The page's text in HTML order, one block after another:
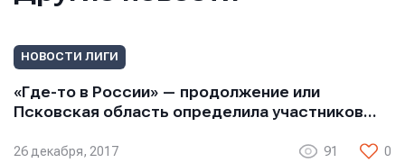
НОВОСТИ ЛИГИ
«Где-то в России» — продолжение или
Псковская область определила участников…
26 декабря, 2017 91 0